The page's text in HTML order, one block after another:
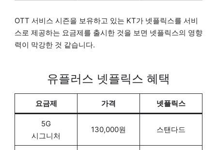
OTT 서비스 시즌을 보유하고 있는 KT가 넷플릭스를 서비
스로 제공하는 요금제를 출시한 것을 보면 넷플릭스의 영향
력이 막강한 것 같습니다.
유플러스 넷플릭스 혜택
요금제 가격 넷플릭스
5G
시그니처
130,000원 스탠다드